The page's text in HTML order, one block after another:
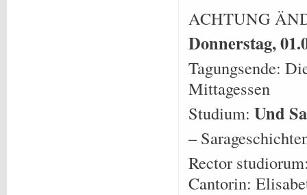
ACHTUNG
Donnerstag, 01
Tagungsende:
Mittagessen
Studium: Und
–
Rector
Cantorin: